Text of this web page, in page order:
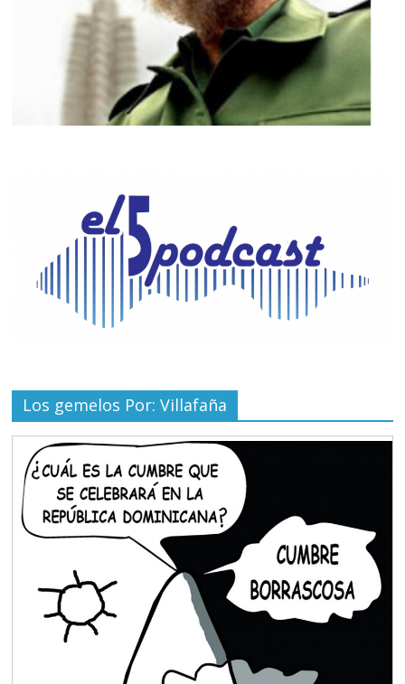
Los gemelos Por: Villafaña